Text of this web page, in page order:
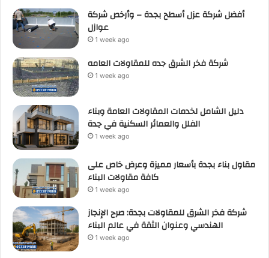
أفضل شركة عزل أسطح بجدة – وأرخص شركة
عوازل
1 week ago
شركة فخر الشرق جده للمقاولات العامه
1 week ago
دليل الشامل لخدمات المقاولات العامة وبناء
الفلل والعمائر السكنية في جدة
1 week ago
مقاول بناء بجدة بأسعار مميزة وعرض خاص على
كافة مقاولات البناء
1 week ago
شركة فخر الشرق للمقاولات بجدة: صرح الإنجاز
الهندسي وعنوان الثقة في عالم البناء
1 week ago